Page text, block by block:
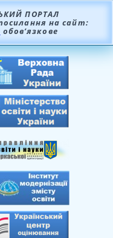
ПОРТАЛ
на сайт:
обов’язкове